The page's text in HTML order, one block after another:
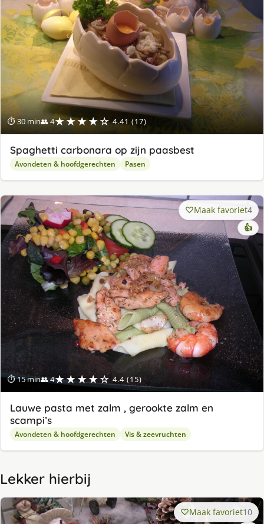
⏱ 30 min👥 4★★★★☆ 4.41 (17)
Spaghetti carbonara op zijn paasbest
Avondeten & hoofdgerechten Pasen
⏱ 15 min👥 4★★★★☆ 4.4 (15)
Maak favoriet4
👍
Lauwe pasta met zalm , gerookte zalm en
scampi’s
Avondeten & hoofdgerechten Vis & zeevruchten
Lekker hierbij
Maak favoriet10